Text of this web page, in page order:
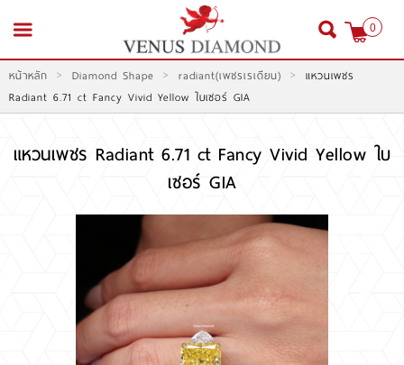
เข้าสู่ระบบ สมัครสมาชิก
สินค้าประมูล
0
หน้าหลัก > Diamond Shape > radiant(เพชรเรเดียน) > แหวนเพชร
Radiant 6.71 ct Fancy Vivid Yellow ใบเซอร์ GIA
แหวนเพชร Radiant 6.71 ct Fancy Vivid Yellow ใบ
เซอร์ GIA